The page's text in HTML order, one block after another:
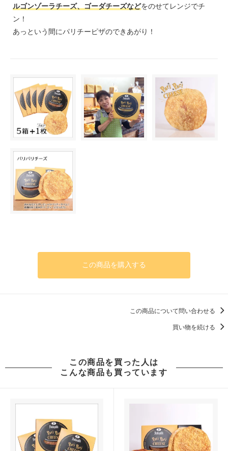
ルゴンゾーラチーズ、ゴーダチーズなどをのせてレンジでチ
ン！
あっという間にパリチーピザのできあがり！
この商品を購入する
この商品について問い合わせる
買い物を続ける
この商品を買った人は
こんな商品も買っています